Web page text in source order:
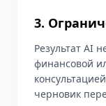
3.
Результат AI
финансовой
черновик